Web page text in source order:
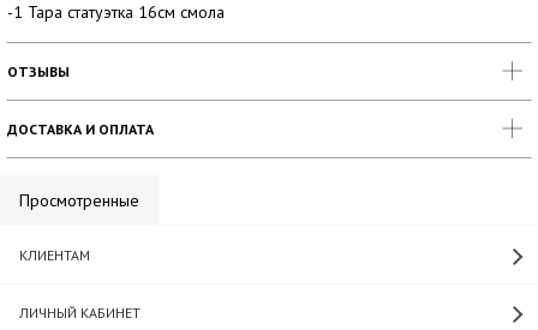
-1 Тара статуэтка 16см смола
ОТЗЫВЫ
ДОСТАВКА И ОПЛАТА
Просмотренные
КЛИЕНТАМ
ЛИЧНЫЙ КАБИНЕТ